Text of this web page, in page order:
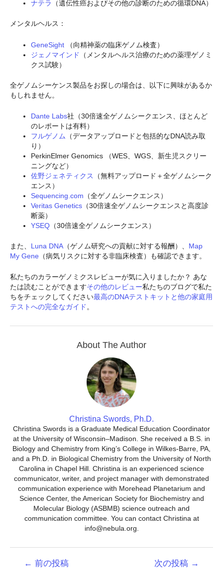
ナテラ
（遺伝性癌およびその他の診断のための循環DNA）
メンタルヘルス：
GeneSight （向精神薬の臨床ゲノム検査）
ジェノマインド
（メンタルヘルス治療のための薬理ゲノミ
クス試験）
全ゲノムシーケンス製品をお探しの場合は、以下に興味があるか
もしれません。
Dante Labs社（30倍速全ゲノムシークエンス、ほとんど
のレポートは有料）
フルゲノム
（データアップロードと包括的なDNA読み取
り）
PerkinElmer Genomics （WES、WGS、新生児スクリー
ニングなど）
佐野ジェネティクス
（無料アップロード＋全ゲノムシーク
エンス）
Sequencing.com （全ゲノムシークエンス）
Veritas Genetics （30倍速全ゲノムシークエンスと高度診
断薬）
YSEQ （30倍速全ゲノムシークエンス）
また、 Luna DNA （ゲノム研究への貢献に対する報酬）、 Map
My Gene （病気リスクに対する非臨床検査）も確認できます。
私たちのカラーゲノミクスレビューが気に入りましたか？ あな
たは読むことができますその他のレビュー私たちのブログで私た
ちをチェックしてください最高のDNAテストキットと他の家庭用
テストへの完全なガイド。
About The Author
Christina Swords, Ph.D.
Christina Swords is a Graduate Medical Education Coordinator
at the University of Wisconsin–Madison. She received a B.S. in
Biology and Chemistry from King’s College in Wilkes-Barre, PA,
and a Ph.D. in Biological Chemistry from the University of North
Carolina in Chapel Hill. Christina is an experienced science
communicator, writer, and project manager with demonstrated
communication experience with Morehead Planetarium and
Science Center, the American Society for Biochemistry and
Molecular Biology (ASBMB) science outreach and
communication committee. You can contact Christina at
info@nebula.org.
← 前の投稿 次の投稿 →